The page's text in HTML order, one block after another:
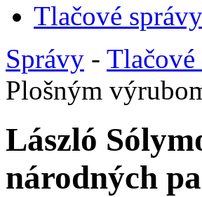
Tlačové
Správy -
Plošným
László
národných